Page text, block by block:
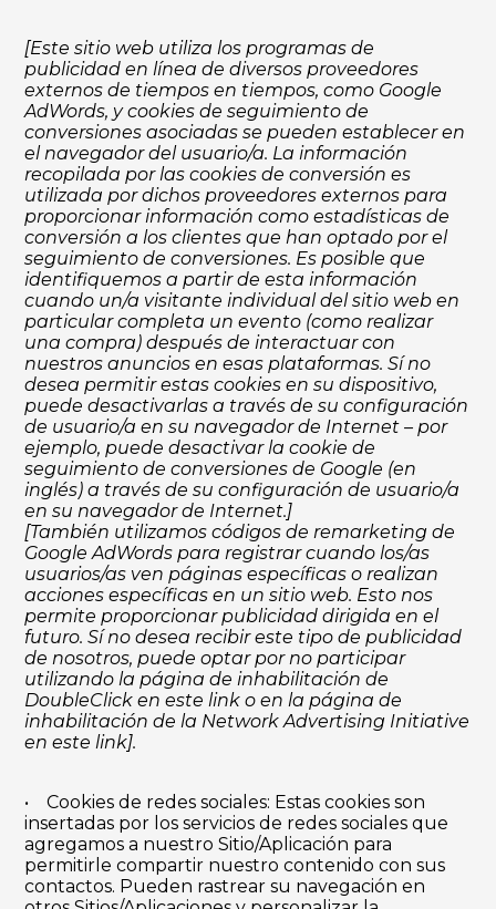
[Este sitio web utiliza los programas de
publicidad en línea de diversos proveedores
externos de tiempos en tiempos, como Google
AdWords, y cookies de seguimiento de
conversiones asociadas se pueden establecer en
el navegador del usuario/a. La información
recopilada por las cookies de conversión es
utilizada por dichos proveedores externos para
proporcionar información como estadísticas de
conversión a los clientes que han optado por el
seguimiento de conversiones. Es posible que
identifiquemos a partir de esta información
cuando un/a visitante individual del sitio web en
particular completa un evento (como realizar
una compra) después de interactuar con
nuestros anuncios en esas plataformas. Sí no
desea permitir estas cookies en su dispositivo,
puede desactivarlas a través de su configuración
de usuario/a en su navegador de Internet – por
ejemplo, puede desactivar la cookie de
seguimiento de conversiones de Google (en
inglés) a través de su configuración de usuario/a
en su navegador de Internet.]
[También utilizamos códigos de remarketing de
Google AdWords para registrar cuando los/as
usuarios/as ven páginas específicas o realizan
acciones específicas en un sitio web. Esto nos
permite proporcionar publicidad dirigida en el
futuro. Sí no desea recibir este tipo de publicidad
de nosotros, puede optar por no participar
utilizando la página de inhabilitación de
DoubleClick en estelink o en la página de
inhabilitación de la Network Advertising Initiative
en estelink].
• Cookies de redes sociales: Estas cookies son
insertadas por los servicios de redes sociales que
agregamos a nuestro Sitio/Aplicación para
permitirle compartir nuestro contenido con sus
contactos. Pueden rastrear su navegación en